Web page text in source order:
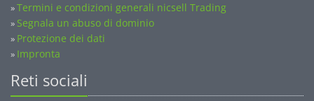
»Termini e condizioni generali nicsell Trading
» Segnala un abuso di dominio
» Protezione dei dati
» Impronta
Reti sociali